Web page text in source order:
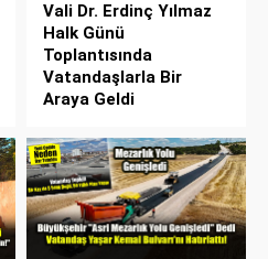
Vali Dr. Erdinç Yılmaz
Halk Günü
Toplantısında
Vatandaşlarla Bir
Araya Geldi